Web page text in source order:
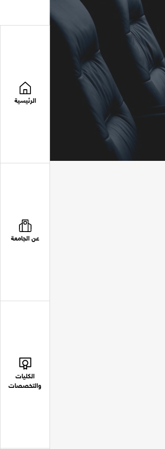
الرئيسية
عن الجامعة
الكليات
والتخصصات